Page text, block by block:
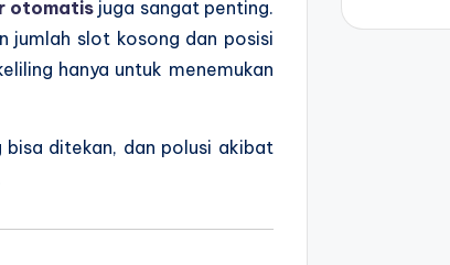
otomatisjuga sangat penting.
jumlah slot kosong dan posisi
hanya untuk menemukan
ditekan, dan polusi akibat